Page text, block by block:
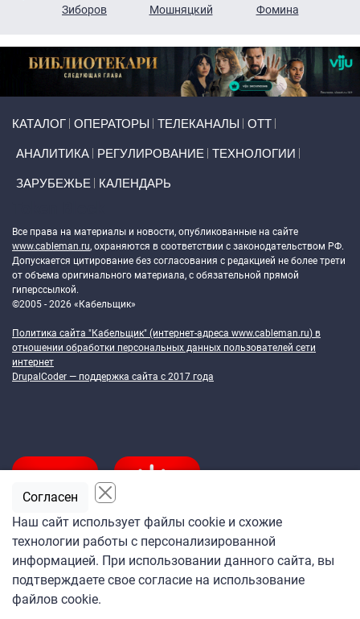
Зиборов
Мошняцкий
Фомина
КАТАЛОГ ОПЕРАТОРЫ ТЕЛЕКАНАЛЫ ОТТ
АНАЛИТИКА РЕГУЛИРОВАНИЕ ТЕХНОЛОГИИ
ЗАРУБЕЖЬЕ КАЛЕНДАРЬ
Все права на материалы и новости, опубликованные на сайте
www.cableman.ru, охраняются в соответствии с законодательством РФ.
Допускается цитирование без согласования с редакцией не более трети
от объема оригинального материала, с обязательной прямой
гиперссылкой.
©2005 - 2026 «Кабельщик»
Политика сайта "Кабельщик" (интернет-адреса www.cableman.ru) в
отношении обработки персональных данных пользователей сети
интернет
DrupalCoder — поддержка сайта c 2017 года
Подпишитесь
на ежедневную рассылку
«Кабельщика»
Наш сайт использует файлы cookie и схожие
технологии работы с персонализированной
информацией. При использовании данного сайта, вы
подтверждаете свое согласие на использование
файлов cookie.
Согласен